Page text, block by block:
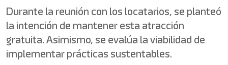
Durante la reunión con los locatarios, se planteó
la intención de mantener esta atracción
gratuita. Asimismo, se evalúa la viabilidad de
implementar prácticas sustentables.